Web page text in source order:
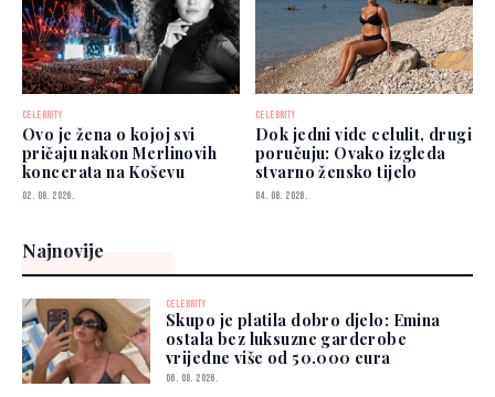
CELEBRITY
Ovo je žena o kojoj svi
pričaju nakon Merlinovih
koncerata na Koševu
02. 08. 2026.
CELEBRITY
Dok jedni vide celulit, drugi
poručuju: Ovako izgleda
stvarno žensko tijelo
04. 08. 2026.
Najnovije
CELEBRITY
Skupo je platila dobro djelo: Emina
ostala bez luksuzne garderobe
vrijedne više od 50.000 eura
06. 08. 2026.